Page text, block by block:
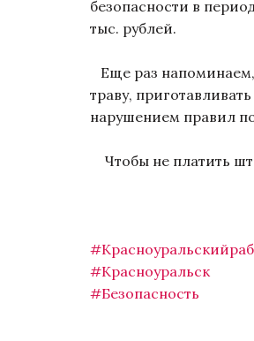
безопасности в
тыс. рублей.
Еще раз напоминаем,
траву,
нарушением правил
Чтобы не платить
#Красноуральск
#Безопасность